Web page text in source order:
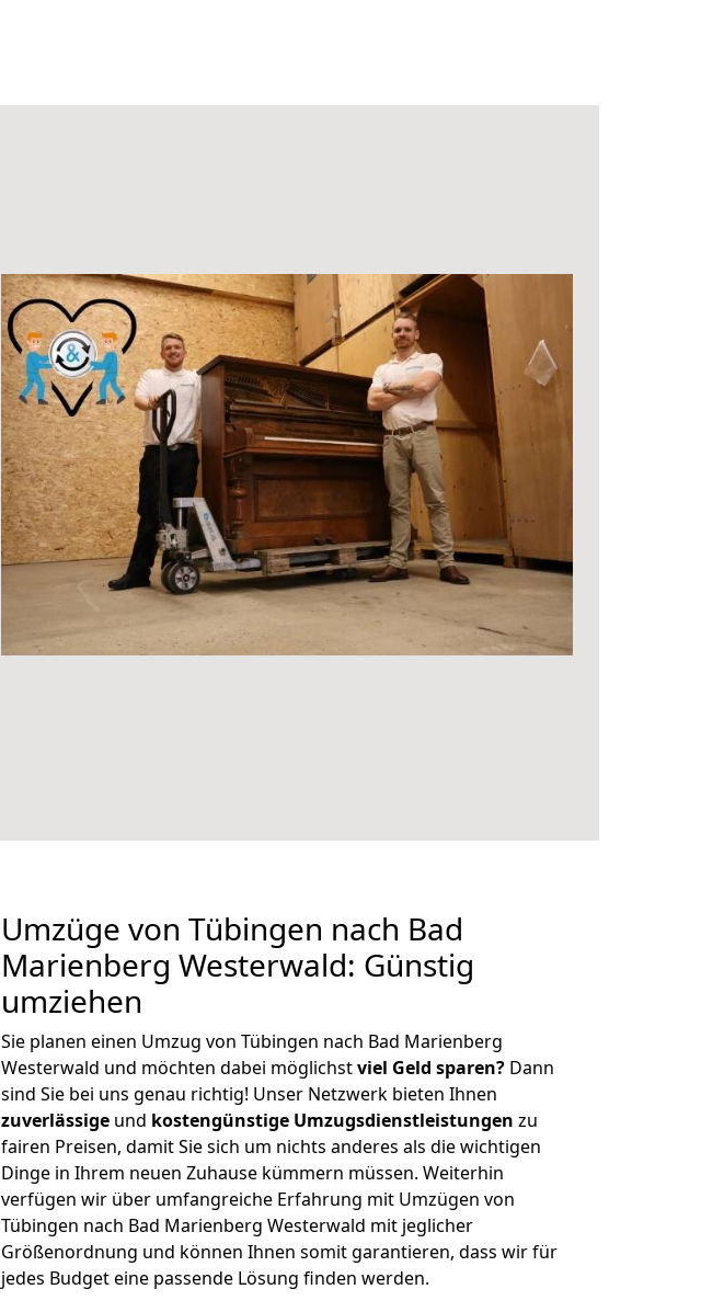
Umzüge von Tübingen nach Bad
Marienberg Westerwald: Günstig
umziehen
Sie planen einen Umzug von Tübingen nach Bad Marienberg
Westerwald und möchten dabei möglichstviel Geld sparen? Dann
sind Sie bei uns genau richtig! Unser Netzwerk bieten Ihnen
zuverlässige und kostengünstige Umzugsdienstleistungen zu
fairen Preisen, damit Sie sich um nichts anderes als die wichtigen
Dinge in Ihrem neuen Zuhause kümmern müssen. Weiterhin
verfügen wir über umfangreiche Erfahrung mit Umzügen von
Tübingen nach Bad Marienberg Westerwald mit jeglicher
Größenordnung und können Ihnen somit garantieren, dass wir für
jedes Budget eine passende Lösung finden werden.